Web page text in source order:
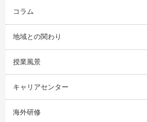
コラム
地域との関わり
授業風景
キャリアセンター
海外研修